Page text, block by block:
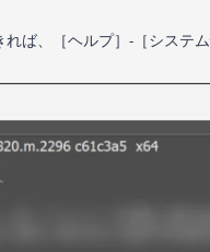
れば、［ヘルプ］-［システ